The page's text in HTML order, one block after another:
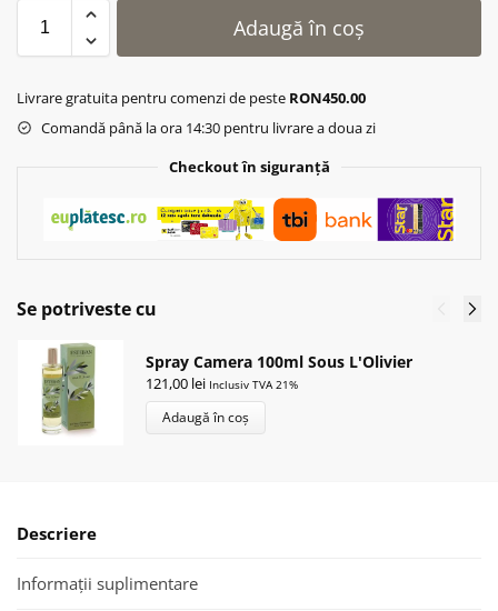
Adaugă în coș
Livrare gratuita pentru comenzi de peste RON450.00
Comandă până la ora 14:30 pentru livrare a doua zi
Checkout în siguranță
Se potriveste cu
Spray Camera 100ml Sous L'Olivier
121,00 lei Inclusiv TVA 21%
Adaugă în coș
Descriere
Informații suplimentare